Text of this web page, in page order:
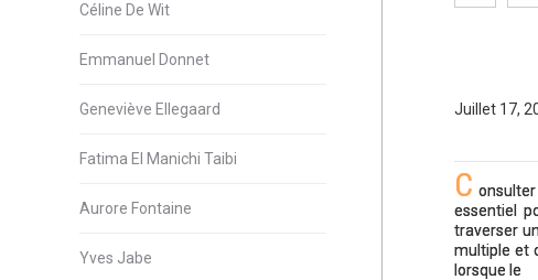
Juillet 17,
C onsulter
essentiel
traverser
multiple et
lorsque le
Céline De Wit
Emmanuel Donnet
Geneviève Ellegaard
Fatima El Manichi Taibi
Aurore Fontaine
Yves Jabe